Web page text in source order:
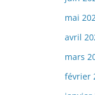
mai
avril
mars
février